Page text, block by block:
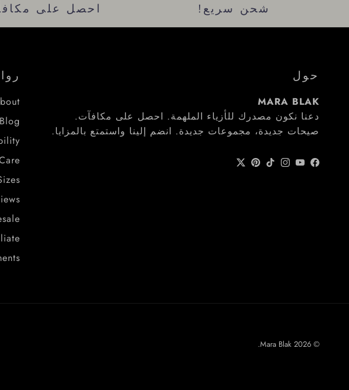
شحن سريع! احصل على
حول
MARA BLAK
دعنا نكون مصدرك للأزياء الملهمة. احصل على مكافآت.
صيحات جديدة، مجموعات جديدة. انضم إلينا واستمتع بالمزايا.
Facebook
YouTube
Instagram
TikTok
Pinterest
Twitter
Blog
© 2026
Mara Blak
.